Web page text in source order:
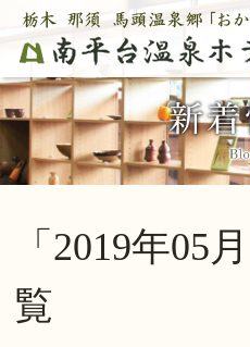
温泉
客室
交通アクセス
当館の過ごし方
「2019年05
覧
空室
ご予約内